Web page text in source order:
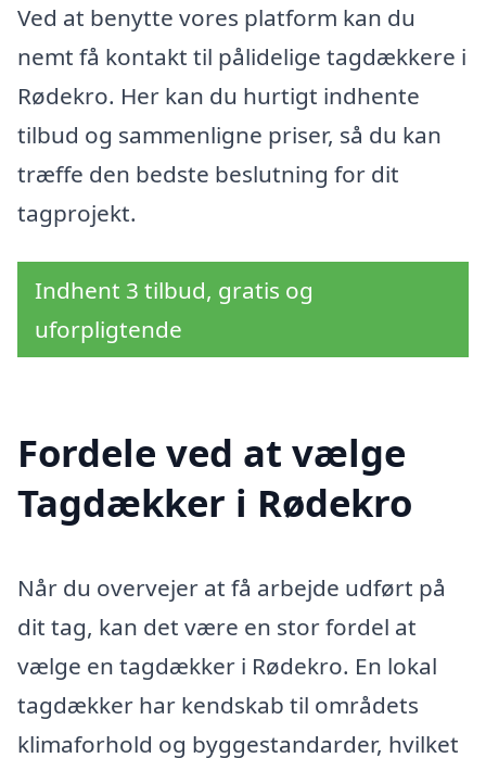
Ved at benytte vores platform kan du
nemt få kontakt til pålidelige tagdækkere i
Rødekro. Her kan du hurtigt indhente
tilbud og sammenligne priser, så du kan
træffe den bedste beslutning for dit
tagprojekt.
Indhent 3 tilbud, gratis og
uforpligtende
Fordele ved at vælge
Tagdækker i Rødekro
Når du overvejer at få arbejde udført på
dit tag, kan det være en stor fordel at
vælge en tagdækker i Rødekro. En lokal
tagdækker har kendskab til områdets
klimaforhold og byggestandarder, hvilket